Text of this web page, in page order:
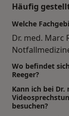
Häufig
Welche
Dr. med. Marc
Wo befindet
Reeger?
Kann ich bei Dr.
besuchen?